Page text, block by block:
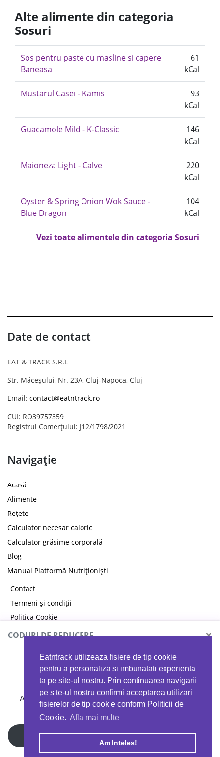
Eatntrack utilizeaza fisiere de tip cookie
pentru a personaliza si imbunatati experienta
ta pe site-ul nostru. Prin continuarea navigarii
pe site-ul nostru confirmi acceptarea utilizarii
fisierelor de tip cookie conform Politicii de
Cookie. Afla mai multe
Am Inteles!
Alte alimente din categoria
Sosuri
Sos pentru paste cu masline si capere
Baneasa
61
kCal
Mustarul Casei - Kamis
93
kCal
Guacamole Mild - K-Classic
146
kCal
Maioneza Light - Calve
220
kCal
Oyster & Spring Onion Wok Sauce -
Blue Dragon
104
kCal
Vezi toate alimentele din categoria Sosuri
Date de contact
EAT & TRACK S.R.L
Str. Măceșului, Nr. 23A, Cluj-Napoca, Cluj
Email: contact@eatntrack.ro
CUI: RO39757359
Registrul Comerțului: J12/1798/2021
Navigație
Acasă
Alimente
Rețete
Calculator necesar caloric
Calculator grăsime corporală
Blog
Manual Platformă Nutriționiști
Contact
Termeni și condiții
Politica Cookie
Politica de confidențialitate
Copyright © 2026 EAT & TRACK S.R.L
CODURI DE REDUCERE ×
MYPROTEIN
Ai 40%reducere la orice comandă folosind codul
EATTRACK
Profită acum